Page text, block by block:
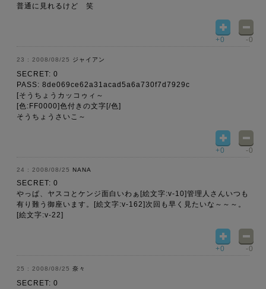
普通に見れるけど 笑
+0 -0
2008/08/25 ジャイアン
SECRET: 0
PASS: 8de069ce62a31acad5a6a730f7d7929c
[そうちょうカッコゥィ～
[色:FF0000]色付きの文字[/色]
そうちょうさいこ～
+0 -0
2008/08/25 NANA
SECRET: 0
やっぱ、ヤスコとケンジ面白いわぁ[絵文字:v-10]管理人さんいつも
有り難う御座います。[絵文字:v-162]次回も早く見たいな～～～。
[絵文字:v-22]
+0 -0
2008/08/25 奈々
SECRET: 0